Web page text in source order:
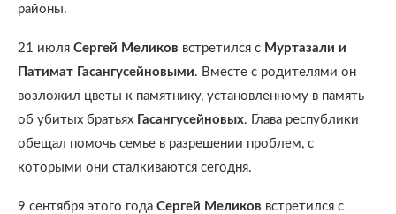
районы.
21 июля Сергей Меликов встретился с Муртазали и
Патимат Гасангусейновыми. Вместе с родителями он
возложил цветы к памятнику, установленному в память
об убитых братьях Гасангусейновых. Глава республики
обещал помочь семье в разрешении проблем, с
которыми они сталкиваются сегодня.
9 сентября этого года Сергей Меликов встретился с